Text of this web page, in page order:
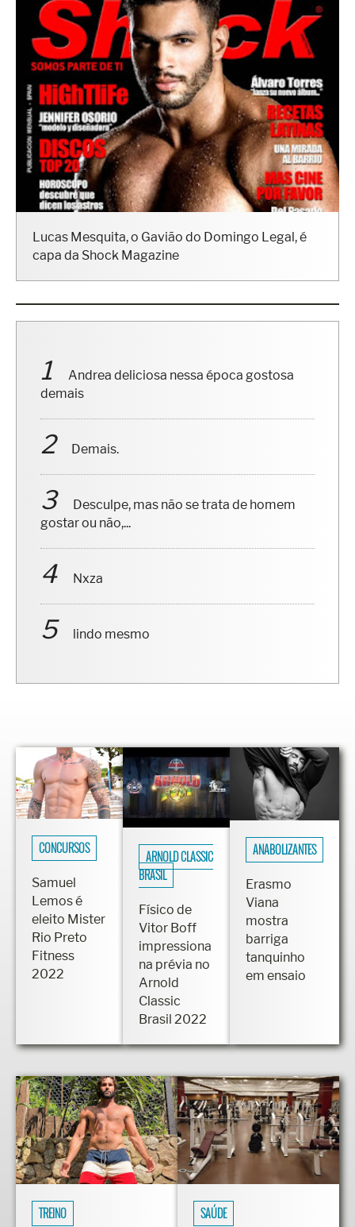
Lucas Mesquita, o Gavião do Domingo Legal, é
capa da Shock Magazine
Andrea deliciosa nessa época gostosa
demais
Demais.
Desculpe, mas não se trata de homem
gostar ou não,...
Nxza
lindo mesmo
CONCURSOS
Samuel
Lemos é
eleito Mister
Rio Preto
Fitness
2022
ARNOLD CLASSIC
BRASIL
Físico de
Vitor Boff
impressiona
na prévia no
Arnold
Classic
Brasil 2022
ANABOLIZANTES
Erasmo
Viana
mostra
barriga
tanquinho
em ensaio
TREINO SAÚDE